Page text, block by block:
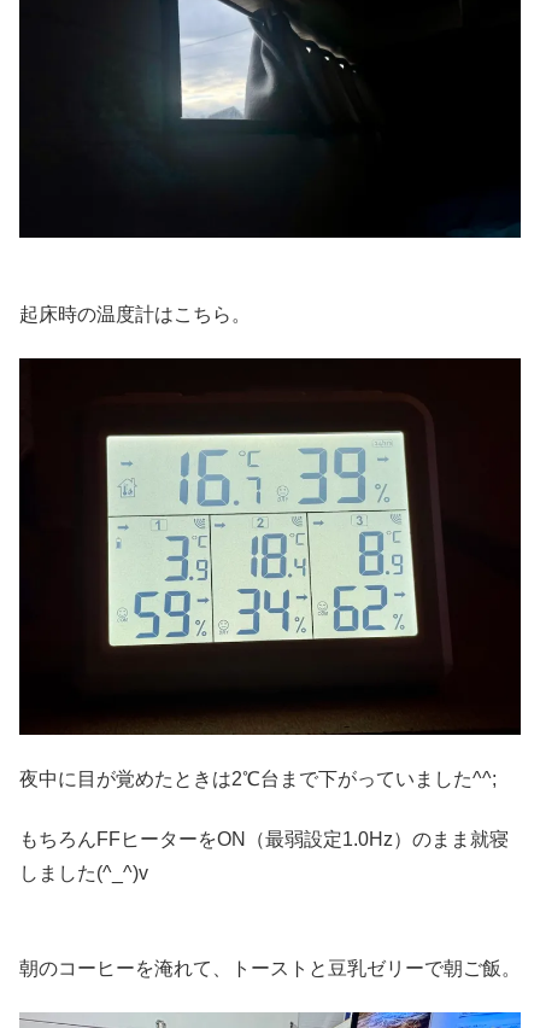
起床時の温度計はこちら。
夜中に目が覚めたときは2℃台まで下がっていました^^;
もちろんFFヒーターをON（最弱設定1.0Hz）のまま就寝
しました(^_^)v
朝のコーヒーを淹れて、トーストと豆乳ゼリーで朝ご飯。